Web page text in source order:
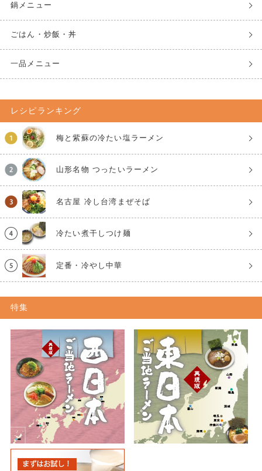
鍋メニュー
ごはん・炒飯・丼
一品メニュー
レシピランキング
梅と紫蘇の冷たい塩ラーメン
山形名物 つったいラーメン
名古屋 冷し台湾まぜそば
冷たい煮干しつけ麺
定番・冷やし中華
特集